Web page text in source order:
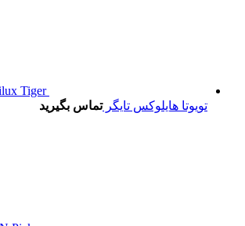
تویوتا هایلوکس تایگرتماس بگیرید